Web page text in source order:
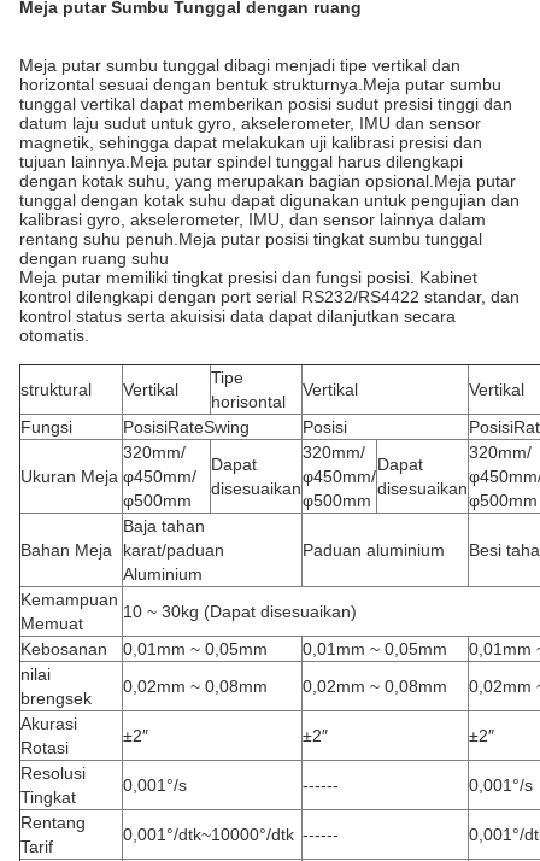
Meja putar Sumbu Tunggal dengan ruang
Meja putar sumbu tunggal dibagi menjadi tipe vertikal dan
horizontal sesuai dengan bentuk strukturnya.Meja putar sumbu
tunggal vertikal dapat memberikan posisi sudut presisi tinggi dan
datum laju sudut untuk gyro, akselerometer, IMU dan sensor
magnetik, sehingga dapat melakukan uji kalibrasi presisi dan
tujuan lainnya.Meja putar spindel tunggal harus dilengkapi
dengan kotak suhu, yang merupakan bagian opsional.Meja putar
tunggal dengan kotak suhu dapat digunakan untuk pengujian dan
kalibrasi gyro, akselerometer, IMU, dan sensor lainnya dalam
rentang suhu penuh.Meja putar posisi tingkat sumbu tunggal
dengan ruang suhu
Meja putar memiliki tingkat presisi dan fungsi posisi. Kabinet
kontrol dilengkapi dengan port serial RS232/RS4422 standar, dan
kontrol status serta akuisisi data dapat dilanjutkan secara
otomatis.
struktural Vertikal
Tipe
horisontal
Vertikal
Vertikal
Fungsi
PosisiRateSwing Posisi
Ukuran Meja
320mm/
φ450mm/
φ500mm
Dapat
disesuaikan
320mm/
φ450mm/
φ500mm
Dapat
disesuaikan
320mm/
φ500mm
Bahan Meja
Baja tahan
karat/paduan
Aluminium
Paduan aluminium Besi
Kemampuan
Memuat
10 ~ 30kg (Dapat disesuaikan)
Kebosanan
0,01mm ~ 0,05mm 0,01mm ~ 0,05mm
0,01mm
nilai
brengsek
0,02mm ~ 0,08mm 0,02mm ~ 0,08mm
0,02mm
Akurasi
Rotasi
±2″ ±2″
±2″
Resolusi
Tingkat
0,001°/s ------
0,001°/s
Rentang
Tarif
0,001°/dtk~10000°/dtk ------
0,001°/